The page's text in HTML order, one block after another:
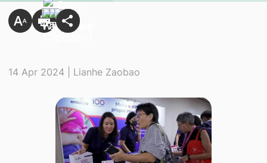
14 Apr 2024 | Lianhe Zaobao